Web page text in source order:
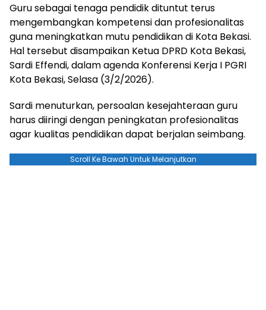
Guru sebagai tenaga pendidik dituntut terus
mengembangkan kompetensi dan profesionalitas
guna meningkatkan mutu pendidikan di Kota Bekasi.
Hal tersebut disampaikan Ketua DPRD Kota Bekasi,
Sardi Effendi, dalam agenda Konferensi Kerja I PGRI
Kota Bekasi, Selasa (3/2/2026).
Sardi menuturkan, persoalan kesejahteraan guru
harus diiringi dengan peningkatan profesionalitas
agar kualitas pendidikan dapat berjalan seimbang.
Scroll Ke Bawah Untuk Melanjutkan